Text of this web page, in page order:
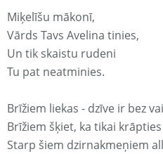
Miķelīšu mākonī,
Vārds Tavs Avelina tinies,
Un tik skaistu rudeni
Tu pat neatminies.
Brīžiem liekas - dzīve ir bez
Brīžiem šķiet, ka tikai
Starp šiem dzirnakmeņiem